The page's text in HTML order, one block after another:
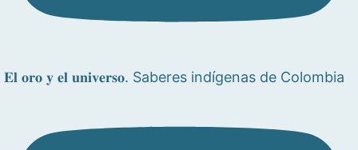
𝐄𝐥 𝐨𝐫𝐨 𝐲 𝐞𝐥 𝐮𝐧𝐢𝐯𝐞𝐫𝐬𝐨. Saberes indígenas de Colombia